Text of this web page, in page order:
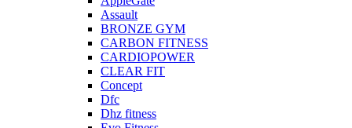
Assault
BRONZE GYM
CARBON FITNESS
CARDIOPOWER
CLEAR FIT
Concept
Dfc
Dhz fitness